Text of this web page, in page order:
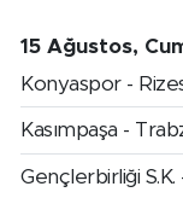
15 Ağustos,
Konyaspor -
Kasımpaşa -
Gençlerbirliği